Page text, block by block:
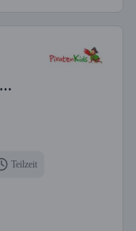
Teilzeit